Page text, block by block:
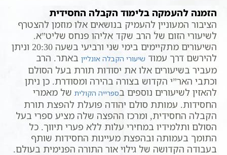
הזמנה להעמקה בלימוד הקבלה החסידית
הציבור המעוניין להעמיק בנושאים אלו מוזמן להצטרף
לשיעורי הזום של הרב שקד אליהו פנחס שליט”א.
השיעורים מתקיימים בימי שני ורביעי בשעה 20:30 וניתן
להירשם דרך עמוד שיעורי הקבלה אונליין באתר. הרב
מעביר בשיעורים אלו את יסודות תורת בעל הסולם
וכתבי האר”י הקדוש בצורה בהירה ומסודרת. כן ניתן
להאזין לשיעורים נוספים בספרייה הקולית של מאמרי
החסידות. עמותת סולם יהודה פועלת להפצת תורת
הקבלה החסידית, ומרכז ההפצה שלה מציע ספרי בעל
הסולם ותלמידיו במחירי עלות ללא פערי תיווך. כל
התומך בעמותה ובהפצת מעיינות החסידות שותף
בעבודה הקדושה של גילוי אור התורה הפנימית בעולם.